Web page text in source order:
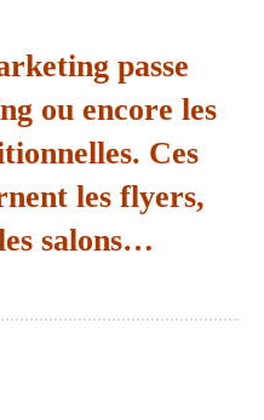
passe
ou encore les
Ces
les flyers,
salons…